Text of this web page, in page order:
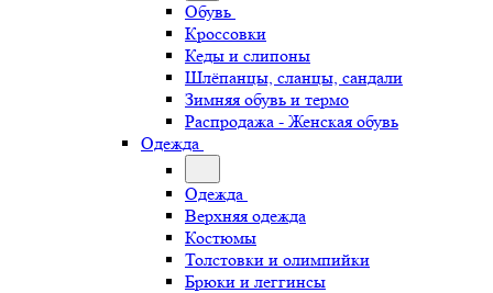
Обувь
Кроссовки
Кеды и слипоны
Шлёпанцы, сланцы, сандали
Зимняя обувь и термо
Распродажа - Женская обувь
Одежда
Одежда
Верхняя одежда
Костюмы
Толстовки и олимпийки
Брюки и леггинсы